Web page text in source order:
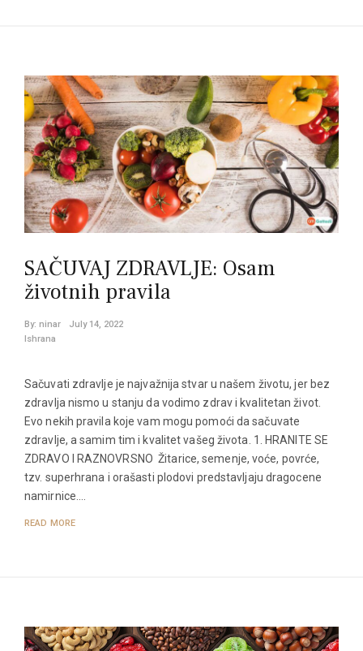
SAČUVAJ ZDRAVLJE: Osam
životnih pravila
By: ninar
July 14, 2022
Ishrana
Sačuvati zdravlje je najvažnija stvar u našem životu, jer bez
zdravlja nismo u stanju da vodimo zdrav i kvalitetan život.
Evo nekih pravila koje vam mogu pomoći da sačuvate
zdravlje, a samim tim i kvalitet vašeg života. 1. HRANITE SE
ZDRAVO I RAZNOVRSNO Žitarice, semenje, voće, povrće,
tzv. superhrana i orašasti plodovi predstavljaju dragocene
namirnice.…
READ MORE